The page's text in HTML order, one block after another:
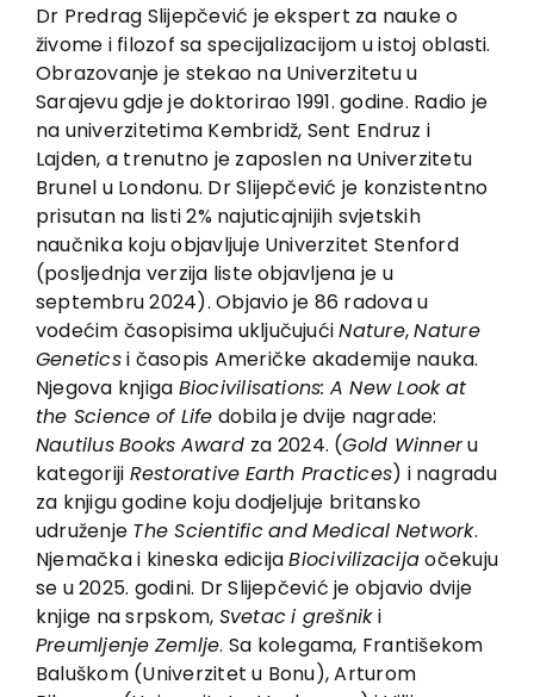
About us
Books
In preparation
Sale
Authors
News
EU PROJECTS
Contact
Dr Predrag Slijepčević je ekspert za nauke o
živome i filozof sa specijalizacijom u istoj oblasti.
Obrazovanje je stekao na Univerzitetu u
Sarajevu gdje je doktorirao 1991. godine. Radio je
na univerzitetima Kembridž, Sent Endruz i
Lajden, a trenutno je zaposlen na Univerzitetu
Brunel u Londonu. Dr Slijepčević je konzistentno
prisutan na listi 2% najuticajnijih svjetskih
naučnika koju objavljuje Univerzitet Stenford
(posljednja verzija liste objavljena je u
septembru 2024). Objavio je 86 radova u
vodećim časopisima uključujućiNature,Nature
Geneticsi časopis Američke akademije nauka.
Njegova knjiga Biocivilisations: A New Look at
the Science of Life dobila je dvije nagrade:
NautilusBooks Award za 2024. (Gold Winneru
kategoriji Restorative Earth Practices) i nagradu
za knjigu godine koju dodjeljuje britansko
udruženje The ScientificandMedical Network.
Njemačka i kineska edicijaBiocivilizacijaočekuju
se u 2025. godini. Dr Slijepčević je objavio dvije
knjige na srpskom, Svetaci grešniki
Preumljenje Zemlje. Sa kolegama, Františekom
Baluškom (Univerzitet u Bonu), Arturom